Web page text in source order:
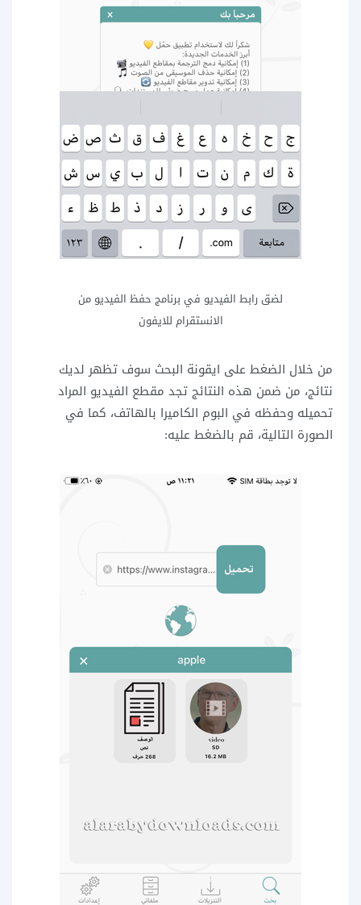
لضق رابط الفيديو في برنامج حفظ الفيديو من
الانستقرام للايفون
من خلال الضغط على ايقونة البحث سوف تظهر لديك
نتائج، من ضمن هذه النتائج تجد مقطع الفيديو المراد
تحميله وحفظه في البوم الكاميرا بالهاتف، كما في
الصورة التالية، قم بالضغط عليه: